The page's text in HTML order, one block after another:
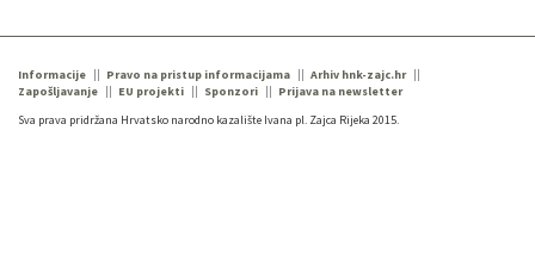
Informacije Pravo na pristup informacijama
Arhiv hnk-zajc.hr
Zapošljavanje
EU projekti Sponzori
Prijava na newsletter
Sva prava pridržana Hrvatsko narodno kazalište Ivana pl. Zajca Rijeka 2015.